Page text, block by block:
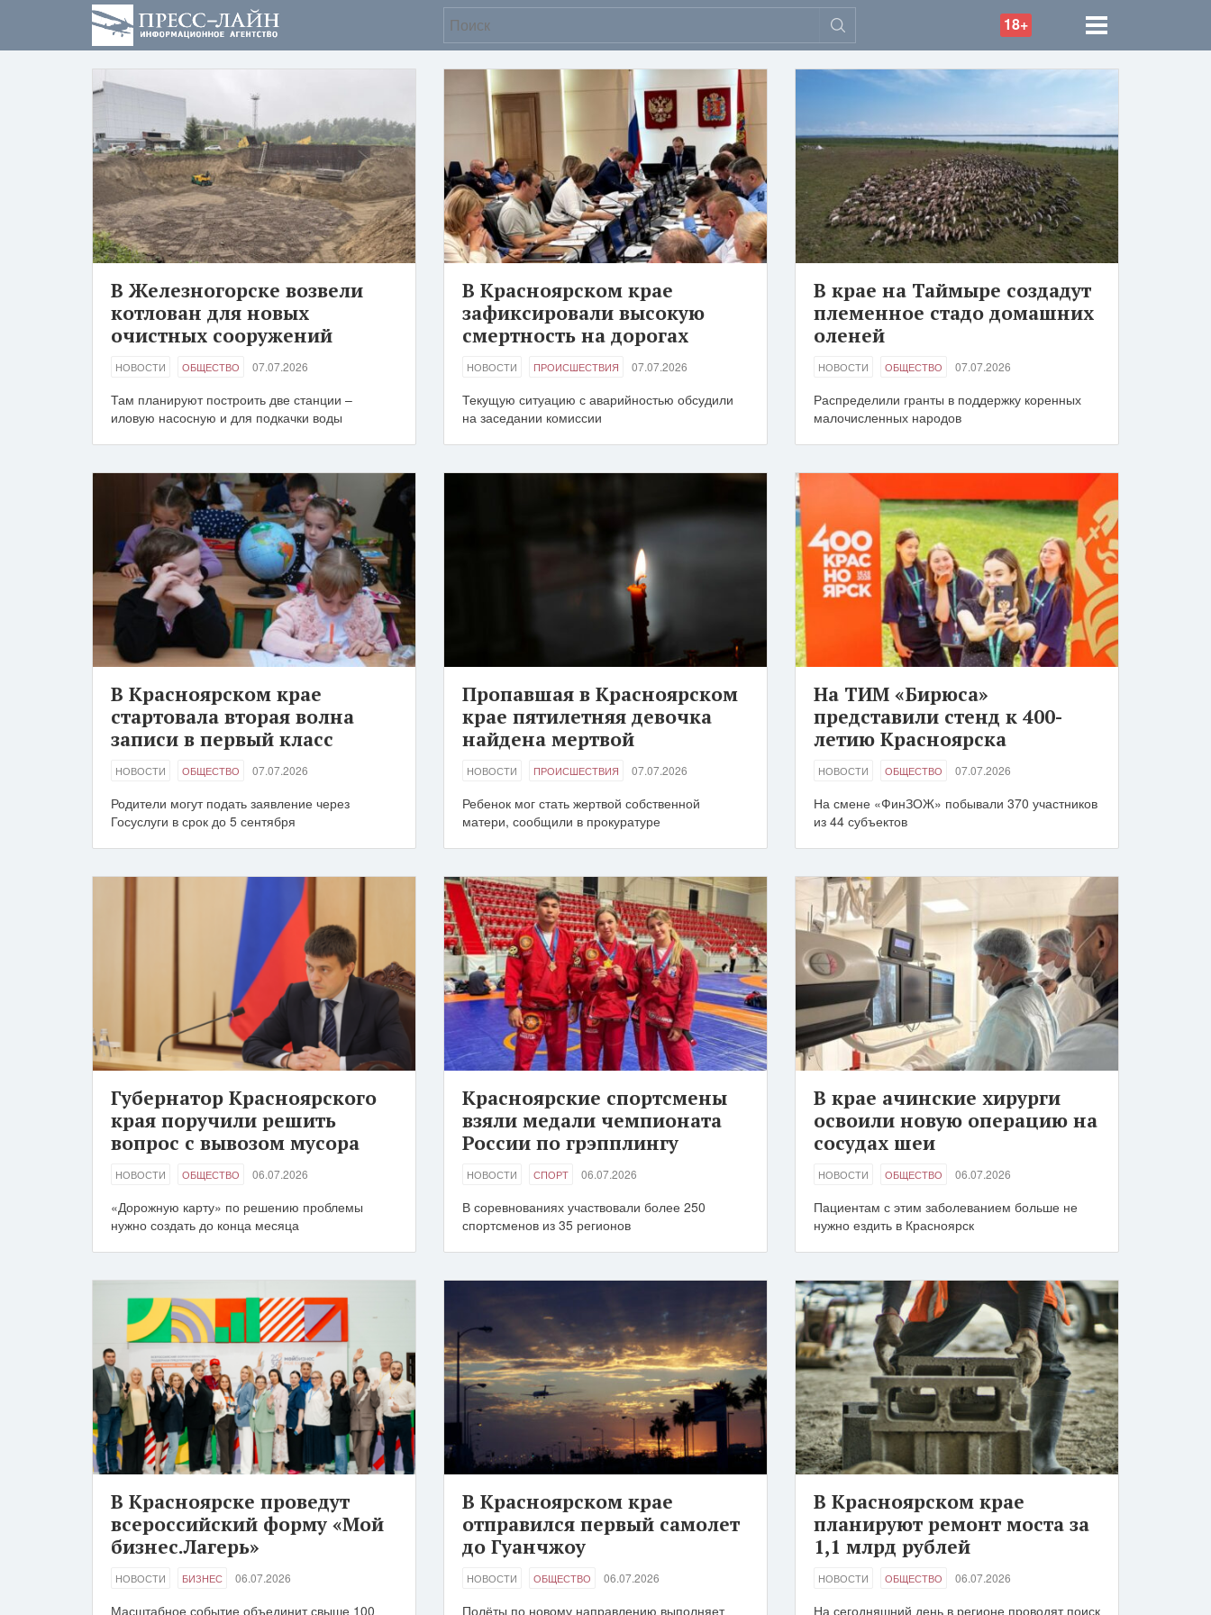
18+
В Железногорске возвели
котлован для новых
очистных сооружений
НОВОСТИ ОБЩЕСТВО 07.07.2026
Там планируют построить две станции –
иловую насосную и для подкачки воды
В Красноярском крае
зафиксировали высокую
смертность на дорогах
НОВОСТИ ПРОИСШЕСТВИЯ 07.07.2026
Текущую ситуацию с аварийностью обсудили
на заседании комиссии
В крае на Таймыре создадут
племенное стадо домашних
оленей
НОВОСТИ ОБЩЕСТВО 07.07.2026
Распределили гранты в поддержку коренных
малочисленных народов
В Красноярском крае
стартовала вторая волна
записи в первый класс
НОВОСТИ ОБЩЕСТВО 07.07.2026
Родители могут подать заявление через
Госуслуги в срок до 5 сентября
Пропавшая в Красноярском
крае пятилетняя девочка
найдена мертвой
НОВОСТИ ПРОИСШЕСТВИЯ 07.07.2026
Ребенок мог стать жертвой собственной
матери, сообщили в прокуратуре
На ТИМ «Бирюса»
представили стенд к 400-
летию Красноярска
НОВОСТИ ОБЩЕСТВО 07.07.2026
На смене «ФинЗОЖ» побывали 370 участников
из 44 субъектов
Губернатор Красноярского
края поручили решить
вопрос с вывозом мусора
НОВОСТИ ОБЩЕСТВО 06.07.2026
«Дорожную карту» по решению проблемы
нужно создать до конца месяца
Красноярские спортсмены
взяли медали чемпионата
России по грэпплингу
НОВОСТИ СПОРТ 06.07.2026
В соревнованиях участвовали более 250
спортсменов из 35 регионов
В крае ачинские хирурги
освоили новую операцию на
сосудах шеи
НОВОСТИ ОБЩЕСТВО 06.07.2026
Пациентам с этим заболеванием больше не
нужно ездить в Красноярск
В Красноярске проведут
всероссийский форму «Мой
бизнес.Лагерь»
НОВОСТИ БИЗНЕС 06.07.2026
Масштабное событие объединит свыше 100
В Красноярском крае
отправился первый самолет
до Гуанчжоу
НОВОСТИ ОБЩЕСТВО 06.07.2026
Полёты по новому направлению выполняет
В Красноярском крае
планируют ремонт моста за
1,1 млрд рублей
НОВОСТИ ОБЩЕСТВО 06.07.2026
На сегодняшний день в регионе проводят поиск